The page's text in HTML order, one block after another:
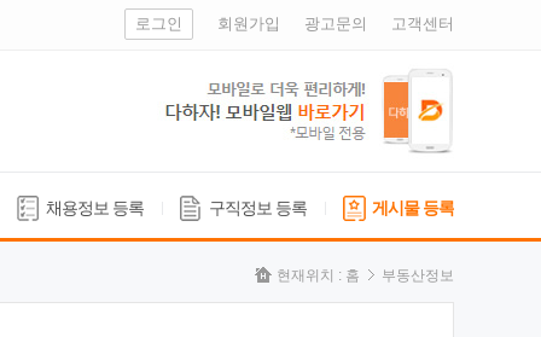
로그인 회원가입 광고문의 고객센터
채용정보 등록 구직정보 등록 게시물 등록
현재위치 : 홈 부동산정보